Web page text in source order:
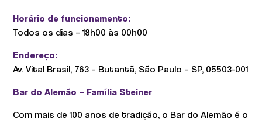
Horário de funcionamento:
Todos os dias – 18h00 às 00h00
Endereço:
Av. Vital Brasil, 763 – Butantã, São Paulo – SP, 05503-001
Bar do Alemão – Família Steiner
Com mais de 100 anos de tradição, o Bar do Alemão é o